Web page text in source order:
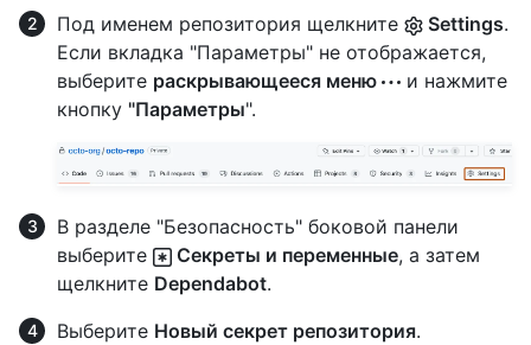
Под именем репозитория щелкните
Settings.
Если вкладка "Параметры" не отображается,
выберите раскрывающееся меню
и нажмите
кнопку "Параметры".
В разделе "Безопасность" боковой панели
выберите
Секреты и переменные, а затем
щелкните Dependabot.
Выберите Новый секрет репозитория.